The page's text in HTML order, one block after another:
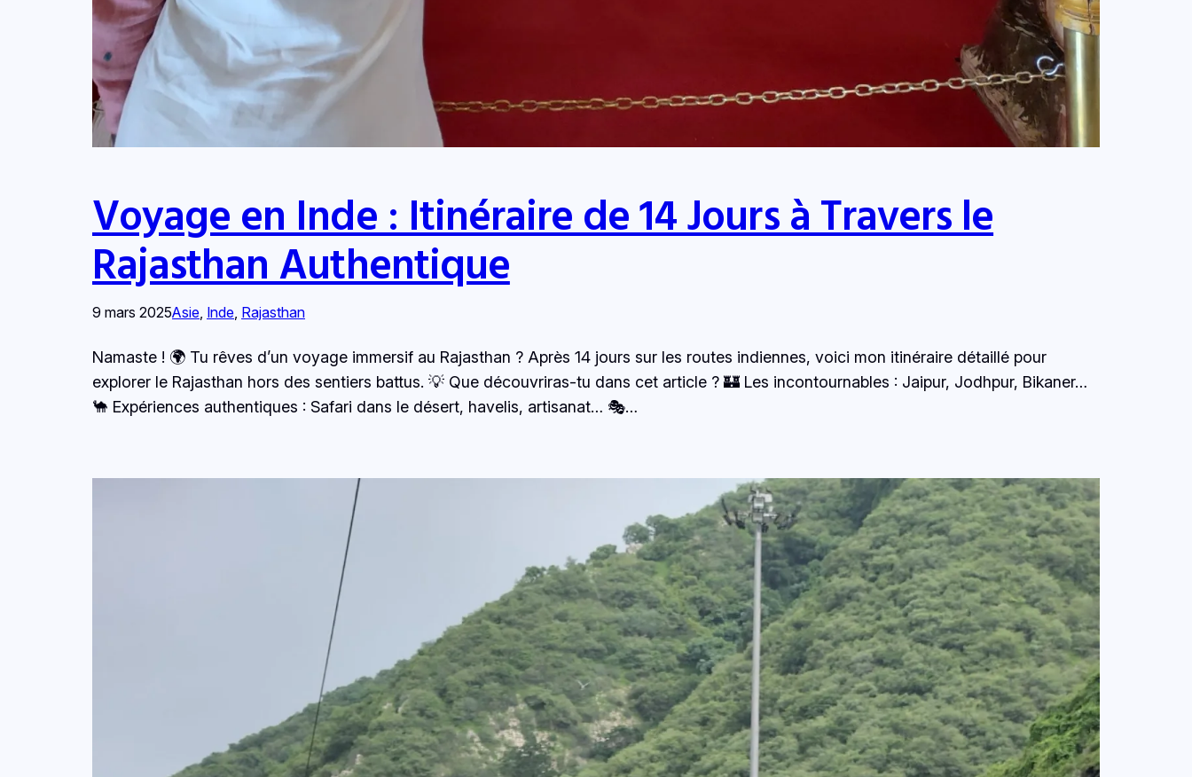
Voyage en Inde : Itinéraire de 14 Jours à Travers le
Rajasthan Authentique
9 mars 2025Asie Inde Rajasthan
Namaste ! 🌍 Tu rêves d’un voyage immersif au Rajasthan ? Après 14 jours sur les routes indiennes, voici mon itinéraire détaillé pour
explorer le Rajasthan hors des sentiers battus. 💡 Que découvriras-tu dans cet article ? 🏰 Les incontournables : Jaipur, Jodhpur, Bikaner…
🐪 Expériences authentiques : Safari dans le désert, havelis, artisanat… 🎭…